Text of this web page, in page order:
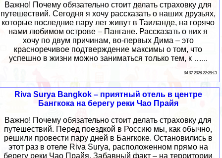
Важно! Почему обязательно стоит делать страховку для
путешествий. Сегодня я хочу рассказать о наших друзьях,
которые последние пару лет живут в Таиланде, на горячо
нами любимом острове – Пангане. Рассказать о них я
хочу по двум причинам, во-первых Дима – это
красноречивое подтверждение максимы о том, что
успешно в жизни можно заниматься только тем, к …...
04 07 2026 22:28:13
Riva Surya Bangkok – приятный отель в центре
Бангкока на берегу реки Чао Прайя
Важно! Почему обязательно стоит делать страховку для
путешествий. Перед поездкой в Россию мы, как обычно,
решили провести пару дней в Бангкоке. Остановились в
этот раз в отеле Riva Surya, расположенном прямо на
берегу реки Чао Прайя. Забавный факт – на территории